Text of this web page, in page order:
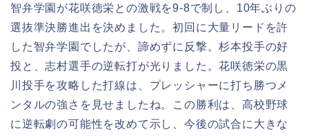
智弁学園が花咲徳栄との激戦を9-8で制し、10年ぶりの
選抜準決勝進出を決めました。初回に大量リードを許
した智弁学園でしたが、諦めずに反撃。杉本投手の好
投と、志村選手の逆転打が光りました。花咲徳栄の黒
川投手を攻略した打線は、プレッシャーに打ち勝つメ
ンタルの強さを見せましたね。この勝利は、高校野球
に逆転劇の可能性を改めて示し、今後の試合に大きな